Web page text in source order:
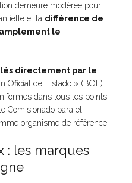
demeure modérée pour
et la différence de
le
directement par le
Oficial del Estado » (BOE).
dans tous les points
Comisionado para el
organisme de référence.
: les marques